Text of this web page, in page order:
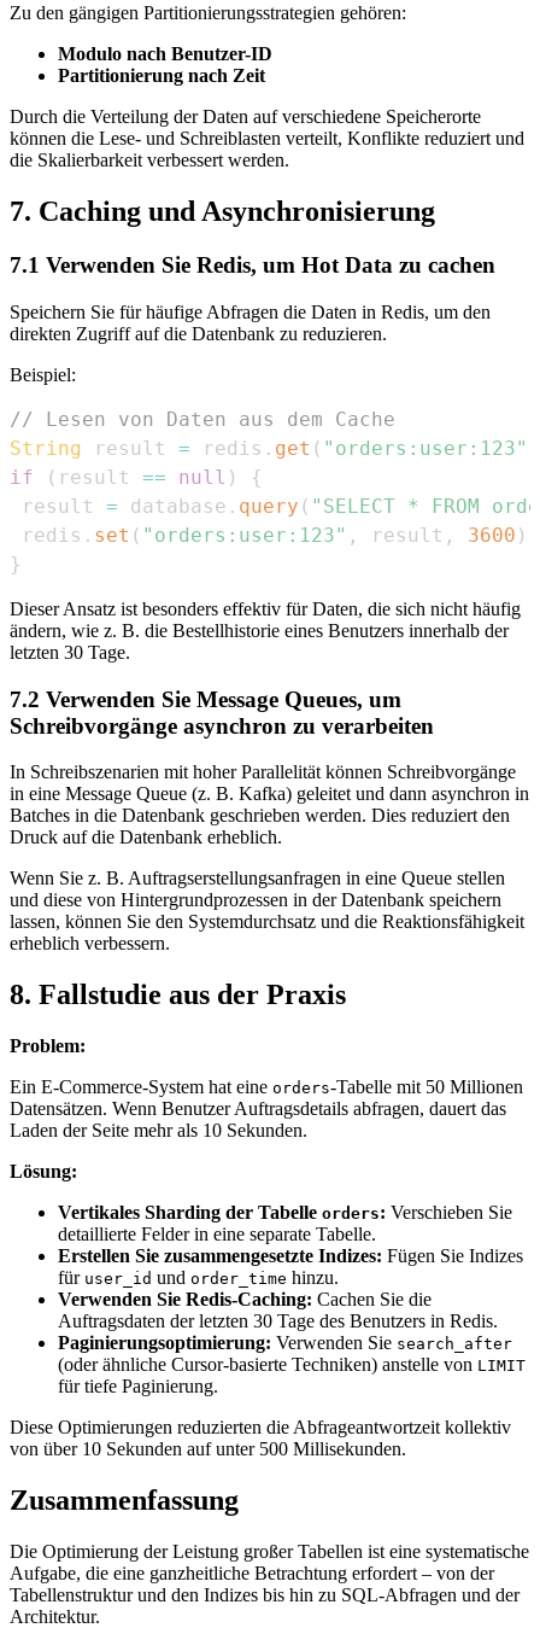
Zu den gängigen Partitionierungsstrategien gehören:
Modulo nach Benutzer-ID
Partitionierung nach Zeit
Durch die Verteilung der Daten auf verschiedene Speicherorte
können die Lese- und Schreiblasten verteilt, Konflikte reduziert und
die Skalierbarkeit verbessert werden.
7. Caching und Asynchronisierung
7.1 Verwenden Sie Redis, um Hot Data zu cachen
Speichern Sie für häufige Abfragen die Daten in Redis, um den
direkten Zugriff auf die Datenbank zu reduzieren.
Beispiel:
// Lesen von Daten aus dem Cache
String result = redis . get ( "orders:user:123"
if
( result == null )
{
result = database . query ( "SELECT * FROM
redis . set ( "orders:user:123" , result , 3600 )
}
Dieser Ansatz ist besonders effektiv für Daten, die sich nicht häufig
ändern, wie z. B. die Bestellhistorie eines Benutzers innerhalb der
letzten 30 Tage.
7.2 Verwenden Sie Message Queues, um
Schreibvorgänge asynchron zu verarbeiten
In Schreibszenarien mit hoher Parallelität können Schreibvorgänge
in eine Message Queue (z. B. Kafka) geleitet und dann asynchron in
Batches in die Datenbank geschrieben werden. Dies reduziert den
Druck auf die Datenbank erheblich.
Wenn Sie z. B. Auftragserstellungsanfragen in eine Queue stellen
und diese von Hintergrundprozessen in der Datenbank speichern
lassen, können Sie den Systemdurchsatz und die Reaktionsfähigkeit
erheblich verbessern.
8. Fallstudie aus der Praxis
Problem:
Ein E-Commerce-System hat eine orders-Tabelle mit 50 Millionen
Datensätzen. Wenn Benutzer Auftragsdetails abfragen, dauert das
Laden der Seite mehr als 10 Sekunden.
Lösung:
Vertikales Sharding der Tabelle orders: Verschieben Sie
detaillierte Felder in eine separate Tabelle.
Erstellen Sie zusammengesetzte Indizes: Fügen Sie Indizes
für user_id und order_time hinzu.
Verwenden Sie Redis-Caching: Cachen Sie die
Auftragsdaten der letzten 30 Tage des Benutzers in Redis.
Paginierungsoptimierung: Verwenden Sie search_after
(oder ähnliche Cursor-basierte Techniken) anstelle von LIMIT
für tiefe Paginierung.
Diese Optimierungen reduzierten die Abfrageantwortzeit kollektiv
von über 10 Sekunden auf unter 500 Millisekunden.
Zusammenfassung
Die Optimierung der Leistung großer Tabellen ist eine systematische
Aufgabe, die eine ganzheitliche Betrachtung erfordert – von der
Tabellenstruktur und den Indizes bis hin zu SQL-Abfragen und der
Architektur.